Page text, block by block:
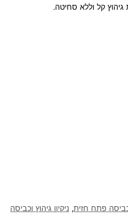
גיהוץ קל וללא סחיטה.
פתח חזית, ניקיון גיהוץ וכביסה